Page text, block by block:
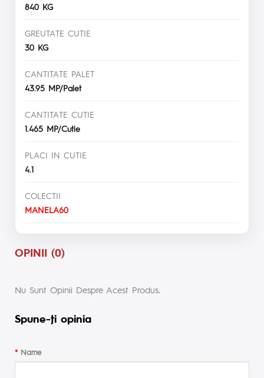
840 KG
GREUTATE CUTIE
30 KG
CANTITATE PALET
43.95 MP/Palet
CANTITATE CUTIE
1.465 MP/Cutie
PLACI IN CUTIE
4.1
COLECTII
MANELA60
OPINII (0)
Nu Sunt Opinii Despre Acest Produs.
Spune-ţi opinia
Name